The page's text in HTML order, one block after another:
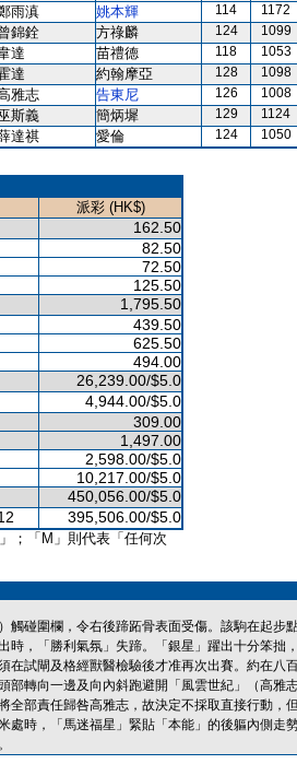
雨滇 姚本輝 114 1172
錦銓 方祿麟 124 1099
達 苗禮德 118 1053
達 約翰摩亞 128 1098
雅志 告東尼 126 1008
斯義 簡炳墀 129 1124
達祺 愛倫 124 1050
派彩 (HK$)
162.50
82.50
72.50
125.50
1,795.50
439.50
625.50
494.00
26,239.00/$5.0
4,944.00/$5.0
309.00
1,497.00
2,598.00/$5.0
10,217.00/$5.0
450,056.00/$5.0
395,506.00/$5.0
；「M」則代表「任何次
觸碰圍欄，令右後蹄跖骨表面受傷。該駒在起步
，「勝利氣氛」失蹄。「銀星」躍出十分笨拙
在試閘及格經獸醫檢驗後才准再次出賽。約在八
轉向一邊及向內斜跑避開「風雲世紀」（高雅
全部責任歸咎高雅志，故決定不採取直接行動，
處時，「馬迷福星」緊貼「本能」的後軀內側走